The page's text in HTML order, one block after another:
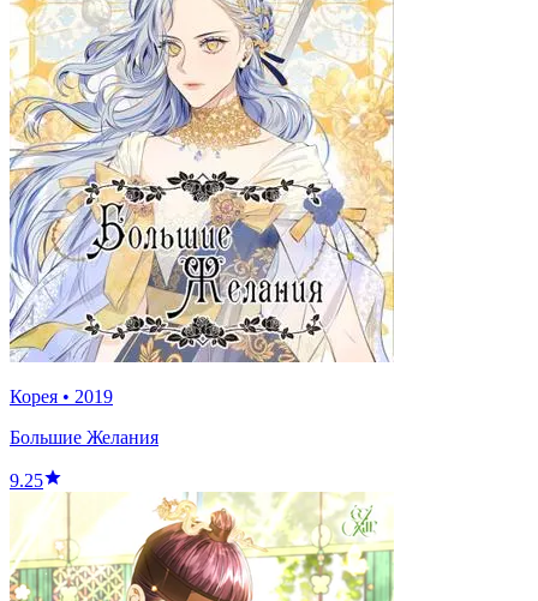
Корея • 2019
Большие Желания
9.25